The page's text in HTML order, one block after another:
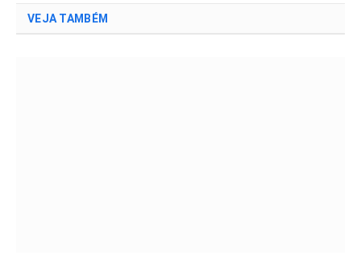
VEJA TAMBÉM